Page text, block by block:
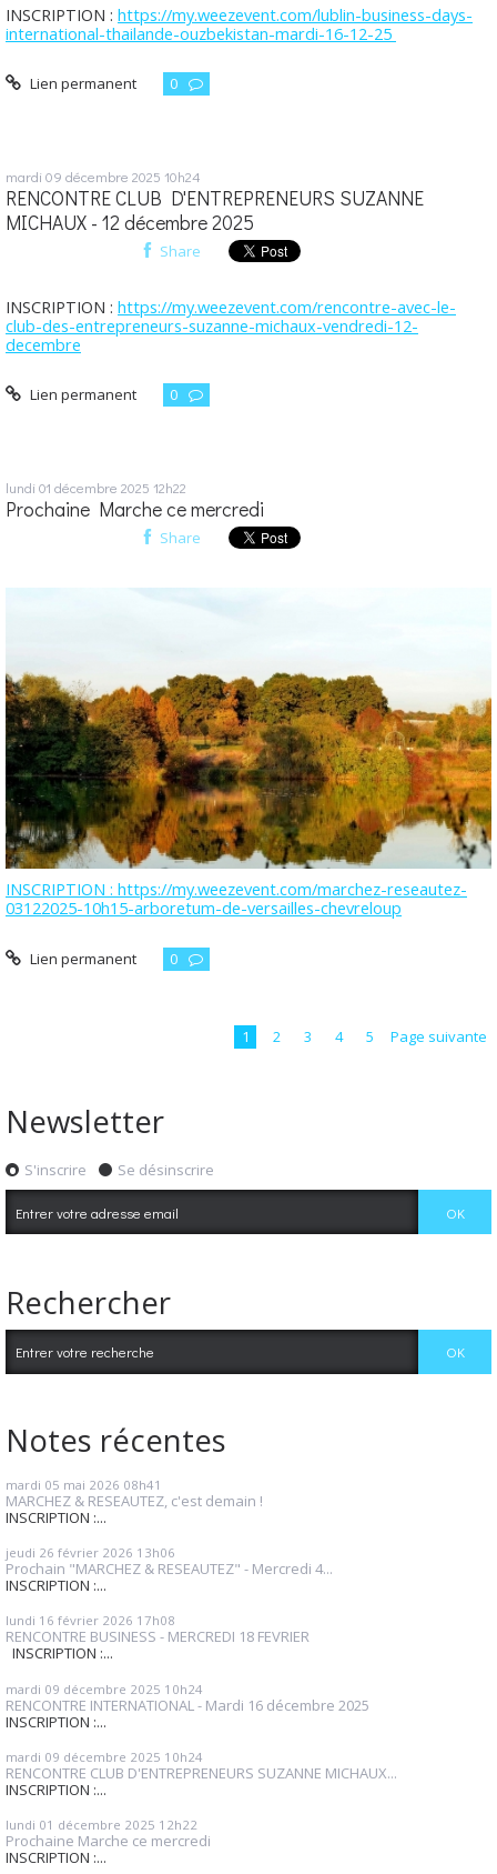
INSCRIPTION : https://my.weezevent.com/lublin-business-days-
international-thailande-ouzbekistan-mardi-16-12-25
Lien permanent 0
mardi 09 décembre 2025 10h24
RENCONTRE CLUB D'ENTREPRENEURS SUZANNE
MICHAUX - 12 décembre 2025
Share
INSCRIPTION : https://my.weezevent.com/rencontre-avec-le-
club-des-entrepreneurs-suzanne-michaux-vendredi-12-
decembre
Lien permanent 0
lundi 01 décembre 2025 12h22
Prochaine Marche ce mercredi
Share
INSCRIPTION : https://my.weezevent.com/marchez-reseautez-
03122025-10h15-arboretum-de-versailles-chevreloup
Lien permanent 0
1 2 3 4 5 Page suivante
Newsletter
S'inscrire Se désinscrire
Rechercher
Notes récentes
mardi 05 mai 2026 08h41
MARCHEZ & RESEAUTEZ, c'est demain !
INSCRIPTION :...
jeudi 26 février 2026 13h06
Prochain "MARCHEZ & RESEAUTEZ" - Mercredi 4...
INSCRIPTION :...
lundi 16 février 2026 17h08
RENCONTRE BUSINESS - MERCREDI 18 FEVRIER
INSCRIPTION :...
mardi 09 décembre 2025 10h24
RENCONTRE INTERNATIONAL - Mardi 16 décembre 2025
INSCRIPTION :...
mardi 09 décembre 2025 10h24
RENCONTRE CLUB D'ENTREPRENEURS SUZANNE MICHAUX...
INSCRIPTION :...
lundi 01 décembre 2025 12h22
Prochaine Marche ce mercredi
INSCRIPTION :...